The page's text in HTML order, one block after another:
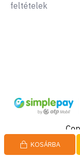
KOSÁRBA
feltételek